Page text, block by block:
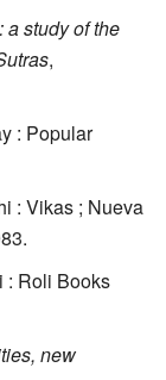
study of the
,
: Popular
: Vikas ; Nueva
: Roli Books
new